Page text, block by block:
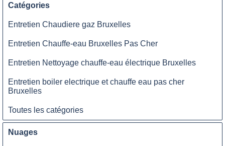
Catégories
Entretien Chaudiere gaz Bruxelles
Entretien Chauffe-eau Bruxelles Pas Cher
Entretien Nettoyage chauffe-eau électrique Bruxelles
Entretien boiler electrique et chauffe eau pas cher
Bruxelles
Toutes les catégories
Nuages